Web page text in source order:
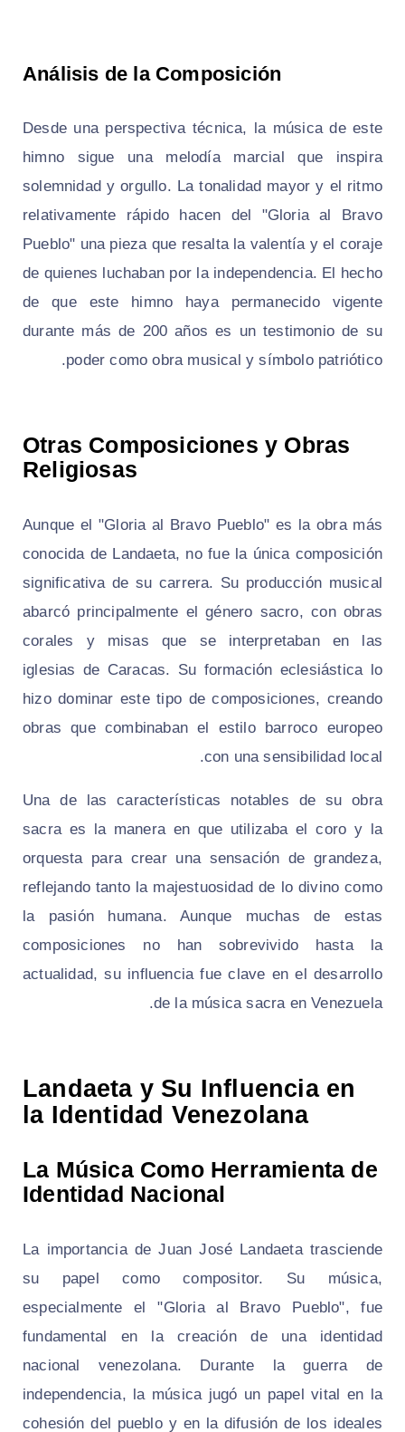
Análisis de la Composición
Desde una perspectiva técnica, la música de este
himno sigue una melodía marcial que inspira
solemnidad y orgullo. La tonalidad mayor y el ritmo
relativamente rápido hacen del "Gloria al Bravo
Pueblo" una pieza que resalta la valentía y el coraje
de quienes luchaban por la independencia. El hecho
de que este himno haya permanecido vigente
durante más de 200 años es un testimonio de su
poder como obra musical y símbolo patriótico.
Otras Composiciones y Obras
Religiosas
Aunque el "Gloria al Bravo Pueblo" es la obra más
conocida de Landaeta, no fue la única composición
significativa de su carrera. Su producción musical
abarcó principalmente el género sacro, con obras
corales y misas que se interpretaban en las
iglesias de Caracas. Su formación eclesiástica lo
hizo dominar este tipo de composiciones, creando
obras que combinaban el estilo barroco europeo
con una sensibilidad local.
Una de las características notables de su obra
sacra es la manera en que utilizaba el coro y la
orquesta para crear una sensación de grandeza,
reflejando tanto la majestuosidad de lo divino como
la pasión humana. Aunque muchas de estas
composiciones no han sobrevivido hasta la
actualidad, su influencia fue clave en el desarrollo
de la música sacra en Venezuela.
Landaeta y Su Influencia en
la Identidad Venezolana
La Música Como Herramienta de
Identidad Nacional
La importancia de Juan José Landaeta trasciende
su papel como compositor. Su música,
especialmente el "Gloria al Bravo Pueblo", fue
fundamental en la creación de una identidad
nacional venezolana. Durante la guerra de
independencia, la música jugó un papel vital en la
cohesión del pueblo y en la difusión de los ideales